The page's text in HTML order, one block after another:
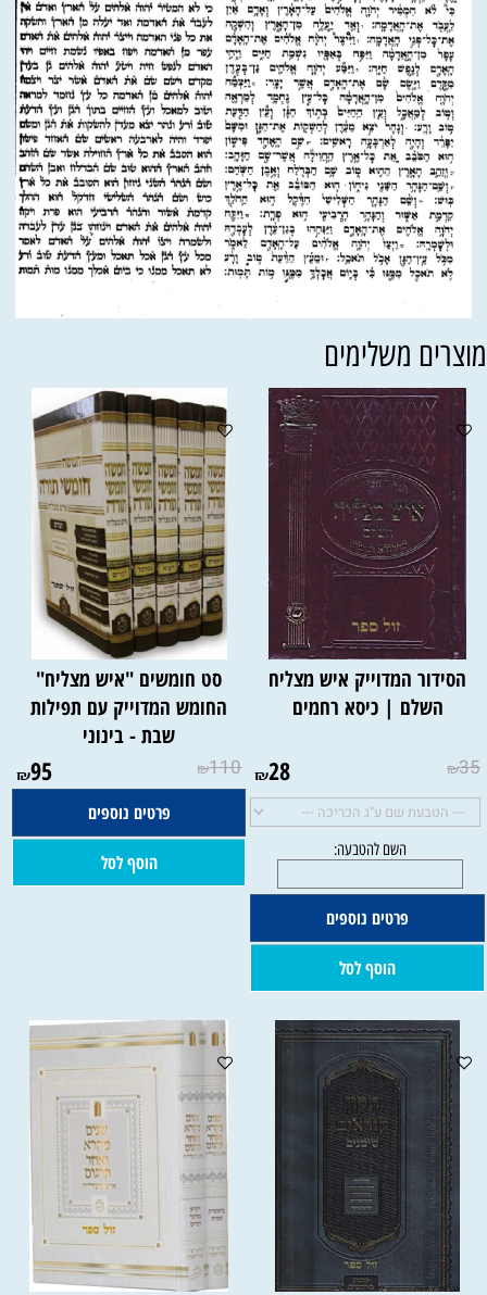
משלימים
הסידור המדוייק איש מצליח
השלם | כיסא רחמים
₪35
₪28
פרטים נוספים
הוסף לסל
סט חומשים "איש מצליח"
החומש המדוייק עם תפילות
שבת - בינוני
₪110
₪95
פרטים נוספים
הוסף לסל